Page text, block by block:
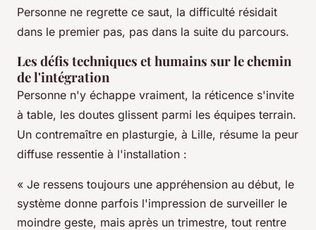
Personne ne regrette ce saut, la difficulté résidait
dans le premier pas, pas dans la suite du parcours.
Les défis techniques et humains sur le chemin
de l'intégration
Personne n'y échappe vraiment, la réticence s'invite
à table, les doutes glissent parmi les équipes terrain.
Un contremaître en plasturgie, à Lille, résume la peur
diffuse ressentie à l'installation :
« Je ressens toujours une appréhension au début, le
système donne parfois l'impression de surveiller le
moindre geste, mais après un trimestre, tout rentre